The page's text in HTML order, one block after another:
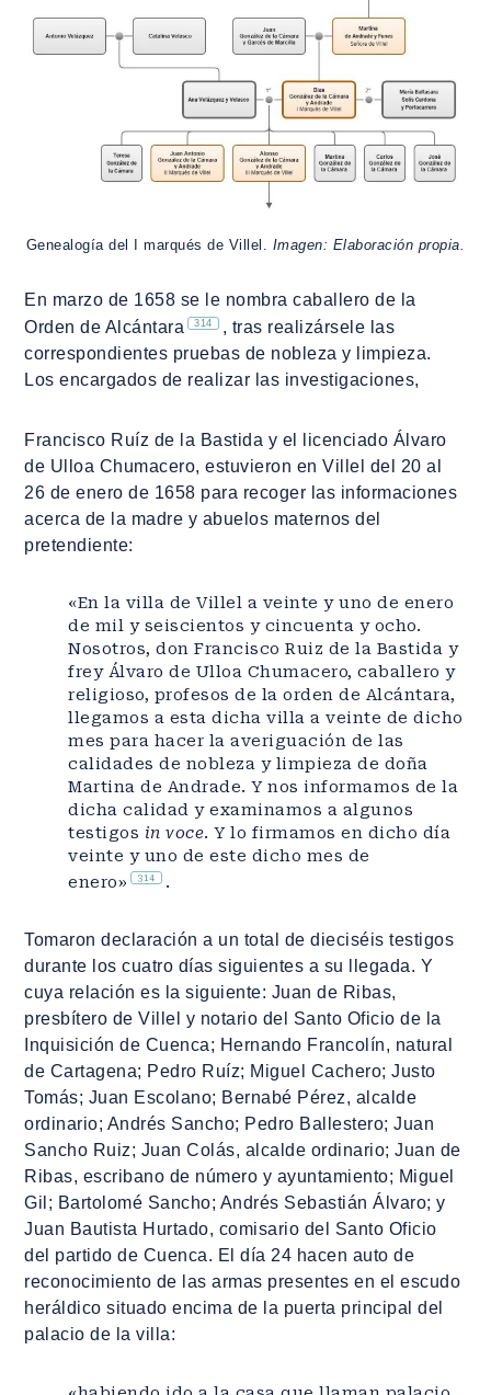
Genealogía del I marqués de Villel. Imagen: Elaboración propia.
En marzo de 1658 se le nombra caballero de la
Orden de Alcántara
314
, tras realizársele las
correspondientes pruebas de nobleza y limpieza.
Los encargados de realizar las investigaciones,
Francisco Ruíz de la Bastida y el licenciado Álvaro
de Ulloa Chumacero, estuvieron en Villel del 20 al
26 de enero de 1658 para recoger las informaciones
acerca de la madre y abuelos maternos del
pretendiente:
«En la villa de Villel a veinte y uno de enero
de mil y seiscientos y cincuenta y ocho.
Nosotros, don Francisco Ruiz de la Bastida y
frey Álvaro de Ulloa Chumacero, caballero y
religioso, profesos de la orden de Alcántara,
llegamos a esta dicha villa a veinte de dicho
mes para hacer la averiguación de las
calidades de nobleza y limpieza de doña
Martina de Andrade. Y nos informamos de la
dicha calidad y examinamos a algunos
testigos in voce. Y lo firmamos en dicho día
veinte y uno de este dicho mes de
enero»
314 .
Tomaron declaración a un total de dieciséis testigos
durante los cuatro días siguientes a su llegada. Y
cuya relación es la siguiente: Juan de Ribas,
presbítero de Villel y notario del Santo Oficio de la
Inquisición de Cuenca; Hernando Francolín, natural
de Cartagena; Pedro Ruíz; Miguel Cachero; Justo
Tomás; Juan Escolano; Bernabé Pérez, alcalde
ordinario; Andrés Sancho; Pedro Ballestero; Juan
Sancho Ruiz; Juan Colás, alcalde ordinario; Juan de
Ribas, escribano de número y ayuntamiento; Miguel
Gil; Bartolomé Sancho; Andrés Sebastián Álvaro; y
Juan Bautista Hurtado, comisario del Santo Oficio
del partido de Cuenca. El día 24 hacen auto de
reconocimiento de las armas presentes en el escudo
heráldico situado encima de la puerta principal del
palacio de la villa: